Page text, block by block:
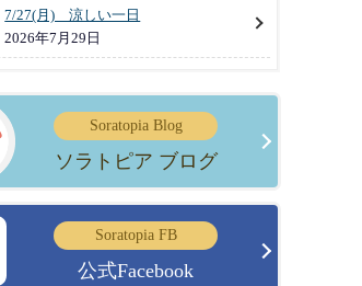
7/27(月) 涼しい一日
2026年7月29日
Soratopia Blog
ソラトピア ブログ
Soratopia FB
公式Facebook